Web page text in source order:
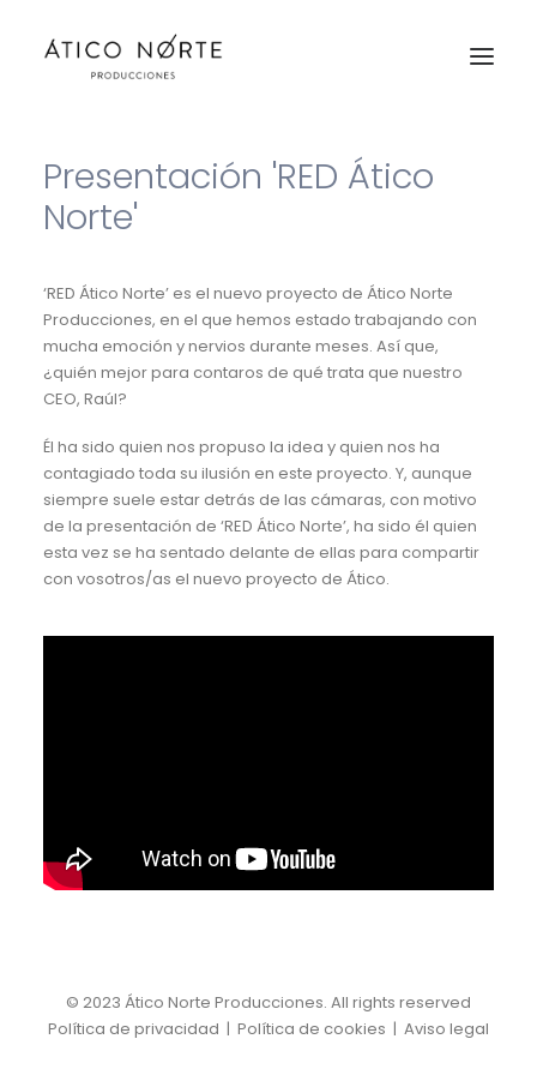
Equipo
Contacto
Presentación 'RED Ático
Norte'
‘RED Ático Norte’ es el nuevo proyecto de Ático Norte
Producciones, en el que hemos estado trabajando con
mucha emoción y nervios durante meses. Así que,
¿quién mejor para contaros de qué trata que nuestro
CEO, Raúl?
Él ha sido quien nos propuso la idea y quien nos ha
contagiado toda su ilusión en este proyecto. Y, aunque
siempre suele estar detrás de las cámaras, con motivo
de la presentación de ‘RED Ático Norte’, ha sido él quien
esta vez se ha sentado delante de ellas para compartir
con vosotros/as el nuevo proyecto de Ático.
© 2023 Ático Norte Producciones. All rights reserved
Política de privacidad | Política de cookies | Aviso legal